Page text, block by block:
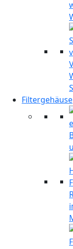
Filtergehäuse